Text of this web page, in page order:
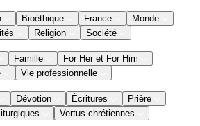
Bioéthique France
Monde
Religion Société
Famille
For Her et For Him
Vie professionnelle
Dévotion Écritures
Prière
Vertus chrétiennes